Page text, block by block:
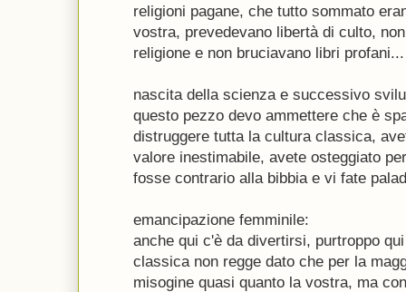
religioni pagane, che tutto sommato
vostra, prevedevano libertà di culto,
religione e non bruciavano libri profani...
nascita della scienza e successivo
questo pezzo devo ammettere che è
distruggere tutta la cultura classica,
valore inestimabile, avete osteggiato
fosse contrario alla bibbia e vi fate
emancipazione femminile:
anche qui c'è da divertirsi, purtroppo
classica non regge dato che per la
misogine quasi quanto la vostra, ma